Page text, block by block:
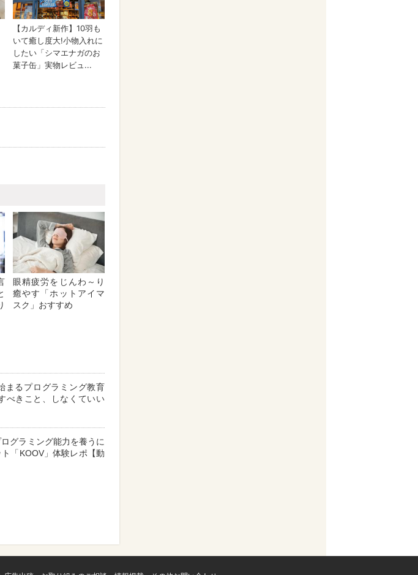
眼精疲労をじんわ～り
癒やす「ホットアイマ
スク」おすすめ
まるプログラミング教育
べきこと、しなくていい
ログラミング能力を養うに
「KOOV」体験レポ【動